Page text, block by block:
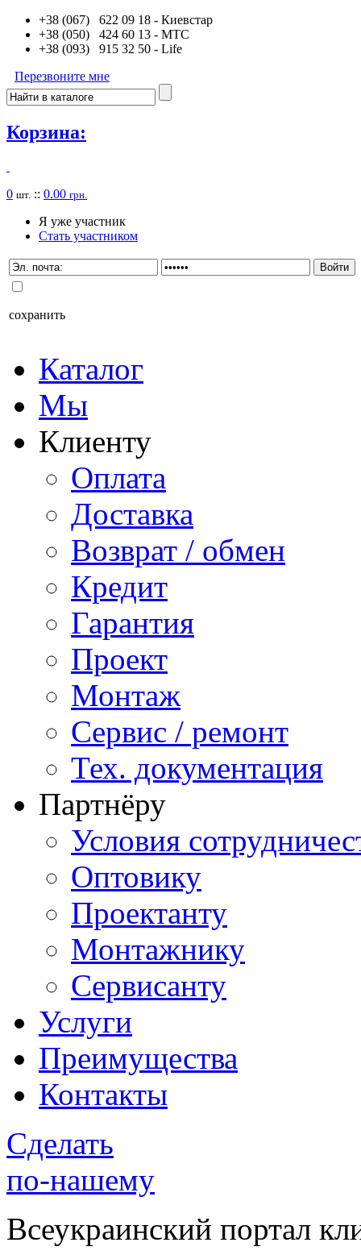
+38 (067) 622 09 18 - Киевстар
+38 (050) 424 60 13 - MTC
+38 (093) 915 32 50 - Life
Перезвоните мне
Корзина:
0 шт. :: 0.00 грн.
Я уже участник
Стать участником
сохранить
Каталог
Мы
Клиенту
Оплата
Доставка
Возврат / обмен
Кредит
Гарантия
Проект
Монтаж
Сервис / ремонт
Тех. документация
Партнёру
Условия
Оптовику
Проектанту
Монтажнику
Сервисанту
Услуги
Преимущества
Контакты
Сделать
по-нашему
Всеукраинский портал